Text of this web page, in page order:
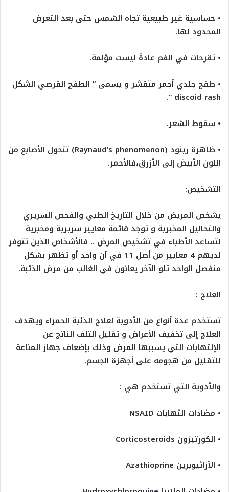
• حساسية غير طبيعية تجاه الشمس حتى بعد التعرض
المحدود لها.
• تقرحات في الفم عادةً ليست مؤلمة.
• طفح جلدي أحمر متقشر و يسمى ” الطفح القرصي الشكل
discoid rash “.
• سقوط الشعر.
• ظاهرة رينود (Raynaud’s phenomenon) تتحول الأصابع من
اللون الأبيض إلى الأزرق،فالأحمر.
التشخيص:
يشخص المريض من خلال التاريخ الطبي والفحص السريري
والتحاليل المخبرية و توجد قائمة معايير سريرية ومخبرية
لتساعد الأطباء في تشخيص المرض .. فالأشخاص الذين تتوفر
لديهم 4 معايير من أصل 11 في آن واحد أو تظهر بشكل
منفصل الواحد تلو الآخر يعانون في الغالب من مرض الذئبة.
العلاج :
تستخدم عدة أنواع من الأدوية لعلاج الذئبة الحمراء ويهدف
العلاج إلى تخفيف الأعراض و تقليل التلف الناتج عن
الإلتهابات التي يسببها المرض وذلك بإضعاف جهاز المناعة
للتقليل من هجومه على أجهزة الجسم.
والأدوية التي تستخدم هي :
• مضادات التهابات NSAID
• الكورتيزون Corticosteroids
• الآزاثيوبرين Azathioprine